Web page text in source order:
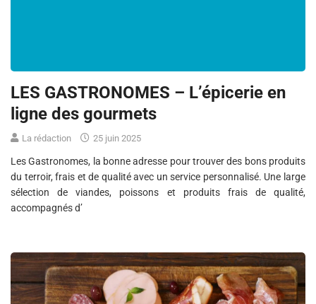
LES GASTRONOMES – L’épicerie en
ligne des gourmets
La rédaction 25 juin 2025
Les Gastronomes, la bonne adresse pour trouver des bons produits
du terroir, frais et de qualité avec un service personnalisé. Une large
sélection de viandes, poissons et produits frais de qualité,
accompagnés d’